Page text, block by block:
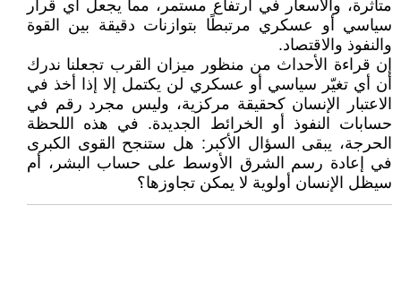
متأثرة، والأسعار في ارتفاع مستمر، مما يجعل أي قرار
سياسي أو عسكري مرتبطًا بتوازنات دقيقة بين القوة
والنفوذ والاقتصاد.
إن قراءة الأحداث من منظور ميزان القرب تجعلنا ندرك
أن أي تغيّر سياسي أو عسكري لن يكتمل إلا إذا أخذ في
الاعتبار الإنسان كحقيقة مركزية، وليس مجرد رقم في
حسابات النفوذ أو الخرائط الجديدة. في هذه اللحظة
الحرجة، يبقى السؤال الأكبر: هل ستنجح القوى الكبرى
في إعادة رسم الشرق الأوسط على حساب البشر، أم
سيظل الإنسان أولوية لا يمكن تجاوزها؟